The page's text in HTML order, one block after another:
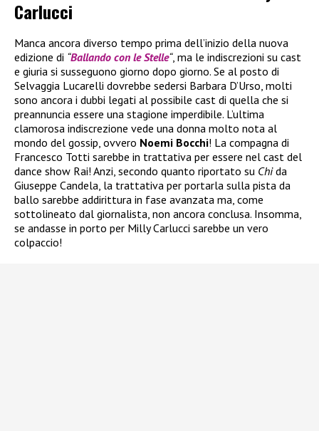
Carlucci
Manca ancora diverso tempo prima dell’inizio della nuova
edizione di “Ballando con le Stelle“, ma le indiscrezioni su cast
e giuria si susseguono giorno dopo giorno. Se al posto di
Selvaggia Lucarelli dovrebbe sedersi Barbara D’Urso, molti
sono ancora i dubbi legati al possibile cast di quella che si
preannuncia essere una stagione imperdibile. L’ultima
clamorosa indiscrezione vede una donna molto nota al
mondo del gossip, ovvero Noemi Bocchi! La compagna di
Francesco Totti sarebbe in trattativa per essere nel cast del
dance show Rai! Anzi, secondo quanto riportato su Chida
Giuseppe Candela, la trattativa per portarla sulla pista da
ballo sarebbe addirittura in fase avanzata ma, come
sottolineato dal giornalista, non ancora conclusa. Insomma,
se andasse in porto per Milly Carlucci sarebbe un vero
colpaccio!